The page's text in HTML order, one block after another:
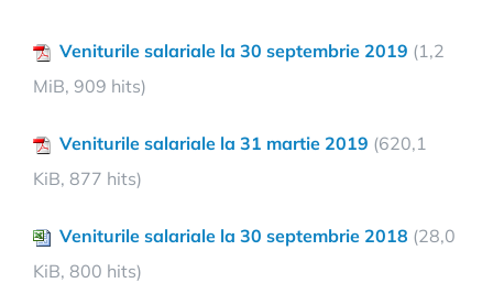
Veniturile salariale la 30 septembrie 2019 (1,2
MiB, 909 hits)
Veniturile salariale la 31 martie 2019 (620,1
KiB, 877 hits)
Veniturile salariale la 30 septembrie 2018 (28,0
KiB, 800 hits)